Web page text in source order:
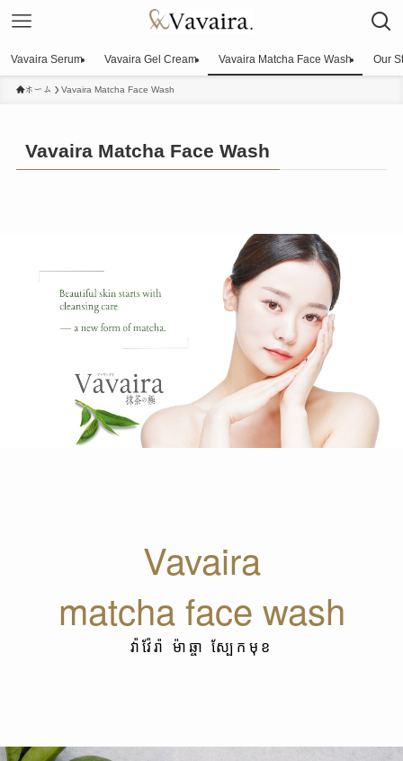
Vavaira Serum Vavaira Gel Cream Vavaira Matcha Face Wash Our
ホーム Vavaira Matcha Face Wash
Vavaira Matcha Face Wash
Vavaira
matcha face wash
វ៉ាវ៉ែរ៉ា ម៉ាឆ្ចា ស្បែកមុខ